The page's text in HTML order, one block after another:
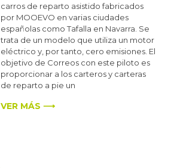
carros de reparto asistido fabricados
por MOOEVO en varias ciudades
españolas como Tafalla en Navarra. Se
trata de un modelo que utiliza un motor
eléctrico y, por tanto, cero emisiones. El
objetivo de Correos con este piloto es
proporcionar a los carteros y carteras
de reparto a pie un
VER MÁS ⟶